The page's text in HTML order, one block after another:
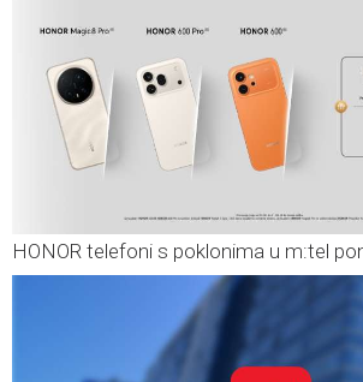
HONOR telefoni s poklonima u m:tel